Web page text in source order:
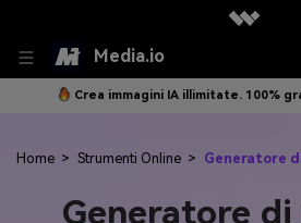
Media.io
Crea immagini IA illimitate. 100%
Home > Strumenti Online > Generatore
Generatore di